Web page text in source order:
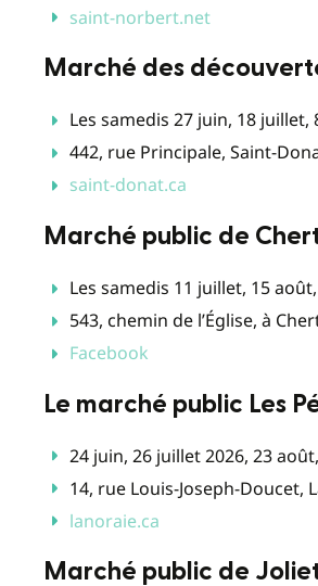
saint-norbert.net
Marché des
Les samedis 27 juin, 18
442, rue Principale, Saint-
saint-donat.ca
Marché public de
Les samedis 11 juillet, 15
543, chemin de l’Église, à
Facebook
Le marché public Les
24 juin, 26 juillet 2026, 23
14, rue Louis-Joseph-Doucet,
lanoraie.ca
Marché public de